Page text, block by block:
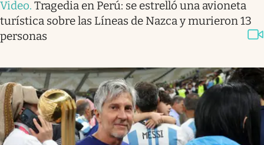
Video. Tragedia en Perú: se estrelló una avioneta
turística sobre las Líneas de Nazca y murieron 13
personas